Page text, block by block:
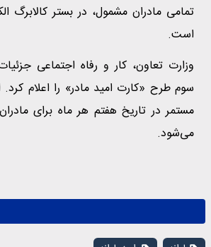
تمامی مادران مشمول، در بستر کالابرگ
است.
وزارت تعاون، کار و رفاه اجتماعی
سوم طرح «کارت امید مادر» را اعلام
مستمر در تاریخ هفتم هر ماه برای
می‌شود.